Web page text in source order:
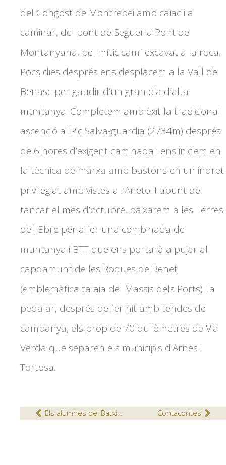
del Congost de Montrebei amb caiac i a
caminar, del pont de Seguer a Pont de
Montanyana, pel mític camí excavat a la roca.
Pocs dies després ens desplacem a la Vall de
Benasc per gaudir d’un gran dia d’alta
muntanya. Completem amb èxit la tradicional
ascenció al Pic Salva-guardia (2734m) després
de 6 hores d’exigent caminada i ens iniciem en
la tècnica de marxa amb bastons en un indret
privilegiat amb vistes a l’Aneto. I apunt de
tancar el mes d’octubre, baixarem a les Terres
de l’Ebre per a fer una combinada de
muntanya i BTT que ens portarà a pujar al
capdamunt de les Roques de Benet
(emblemàtica talaia del Massis dels Ports) i a
pedalar, després de fer nit amb tendes de
campanya, els prop de 70 quilòmetres de Via
Verda que separen els municipis d’Arnes i
Tortosa.
Els alumnes del Batxillerat Artístic del Col·legi Episcopal participen en el projecte Àgora Còmic Contacontes